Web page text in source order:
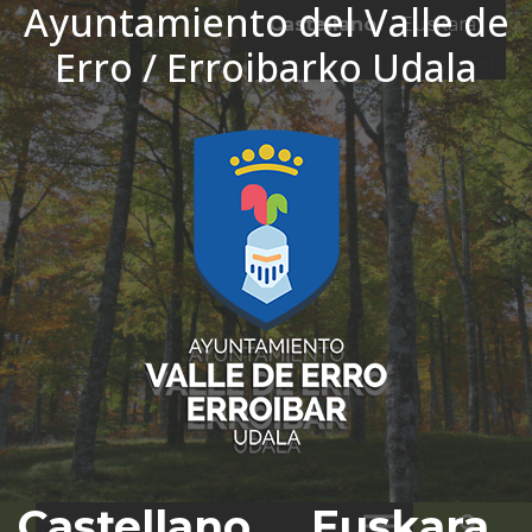
Ayuntamiento del Valle de
Erro / Erroibarko Udala
Ir al contenido
Castellano
Euskara
El tiempo - Tutiempo.net